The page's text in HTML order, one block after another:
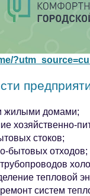
жилыми домами;
хозяйственно-
стоков;
бытовых отходов;
тепловой
систем